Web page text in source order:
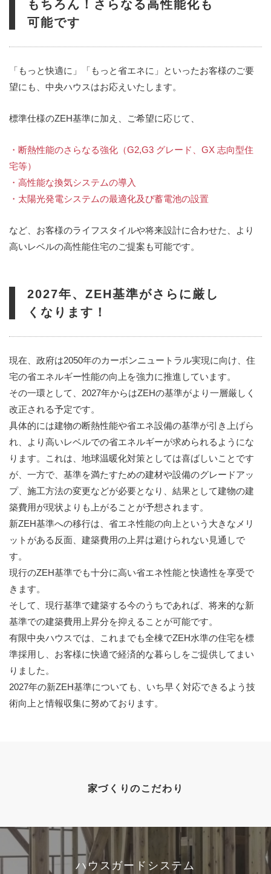
もちろん！さらなる高性能化も
可能です
「もっと快適に」「もっと省エネに」といったお客様のご要
望にも、中央ハウスはお応えいたします。
標準仕様のZEH基準に加え、ご希望に応じて、
・断熱性能のさらなる強化（G2,G3 グレード、GX 志向型住
宅等）
・高性能な換気システムの導入
・太陽光発電システムの最適化及び蓄電池の設置
など、お客様のライフスタイルや将来設計に合わせた、より
高いレベルの高性能住宅のご提案も可能です。
2027年、ZEH基準がさらに厳し
くなります！
現在、政府は2050年のカーボンニュートラル実現に向け、住
宅の省エネルギー性能の向上を強力に推進しています。
その一環として、2027年からはZEHの基準がより一層厳しく
改正される予定です。
具体的には建物の断熱性能や省エネ設備の基準が引き上げら
れ、より高いレベルでの省エネルギーが求められるようにな
ります。これは、地球温暖化対策としては喜ばしいことです
が、一方で、基準を満たすための建材や設備のグレードアッ
プ、施工方法の変更などが必要となり、結果として建物の建
築費用が現状よりも上がることが予想されます。
新ZEH基準への移行は、省エネ性能の向上という大きなメリ
ットがある反面、建築費用の上昇は避けられない見通しで
す。
現行のZEH基準でも十分に高い省エネ性能と快適性を享受で
きます。
そして、現行基準で建築する今のうちであれば、将来的な新
基準での建築費用上昇分を抑えることが可能です。
有限中央ハウスでは、これまでも全棟でZEH水準の住宅を標
準採用し、お客様に快適で経済的な暮らしをご提供してまい
りました。
2027年の新ZEH基準についても、いち早く対応できるよう技
術向上と情報収集に努めております。
家づくりのこだわり
ハウスガードシステム